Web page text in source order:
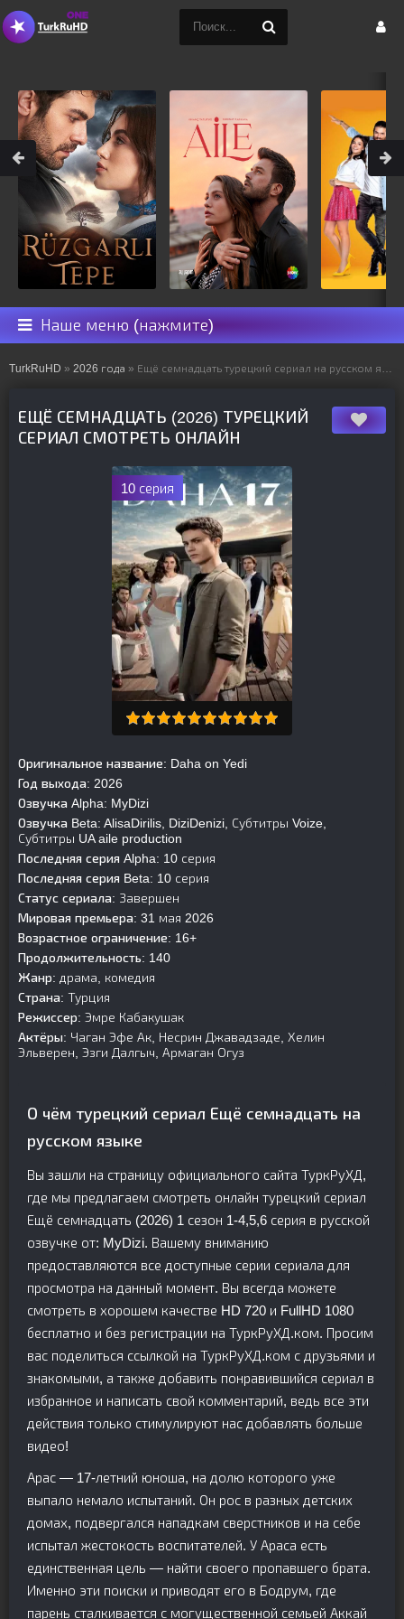
Наше меню (нажмите)
TurkRuHD » 2026 года » Ещё семнадцать турецкий сериал на русском языке все серии смотреть онлайн бесплатно подряд
ЕЩЁ СЕМНАДЦАТЬ (2026) ТУРЕЦКИЙ
СЕРИАЛ СМОТРЕТЬ ОНЛАЙН
10 серия
Оригинальное название: Daha on Yedi
Год выхода: 2026
Озвучка Alpha: MyDizi
Озвучка Beta: AlisaDirilis, DiziDenizi, Субтитры Voize,
Субтитры UA aile production
Последняя серия Alpha: 10 серия
Последняя серия Beta: 10 серия
Статус сериала: Завершен
Мировая премьера: 31 мая 2026
Возрастное ограничение: 16+
Продолжительность: 140
Жанр: драма, комедия
Страна: Турция
Режиссер: Эмре Кабакушак
Актёры: Чаган Эфе Ак, Несрин Джавадзаде, Хелин
Эльверен, Эзги Далгыч, Армаган Огуз
О чём турецкий сериал Ещё семнадцать на
русском языке
Вы зашли на страницу официального сайта ТуркРуХД,
где мы предлагаем смотреть онлайн турецкий сериал
Ещё семнадцать (2026) 1 сезон 1-4,5,6 серия в русской
озвучке от: MyDizi. Вашему вниманию
предоставляются все доступные серии сериала для
просмотра на данный момент. Вы всегда можете
смотреть в хорошем качестве HD 720 и FullHD 1080
бесплатно и без регистрации на ТуркРуХД.ком. Просим
вас поделиться ссылкой на ТуркРуХД.ком с друзьями и
знакомыми, а также добавить понравившийся сериал в
избранное и написать свой комментарий, ведь все эти
действия только стимулируют нас добавлять больше
видео!
Арас — 17-летний юноша, на долю которого уже
выпало немало испытаний. Он рос в разных детских
домах, подвергался нападкам сверстников и на себе
испытал жестокость воспитателей. У Араса есть
единственная цель — найти своего пропавшего брата.
Именно эти поиски и приводят его в Бодрум, где
парень сталкивается с могущественной семьей Аккай